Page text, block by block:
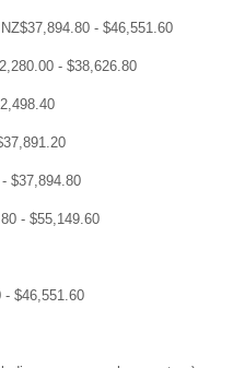
- $46,551.60
- $38,626.80
$37,894.80
- $55,149.60
- $46,551.60